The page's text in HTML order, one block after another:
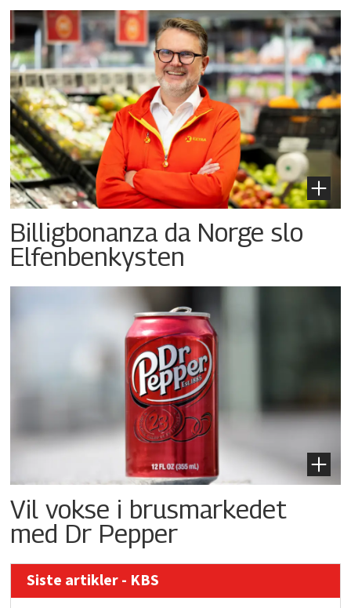
Billigbonanza da Norge slo
Elfenbenkysten
Vil vokse i brusmarkedet
med Dr Pepper
Siste artikler - KBS